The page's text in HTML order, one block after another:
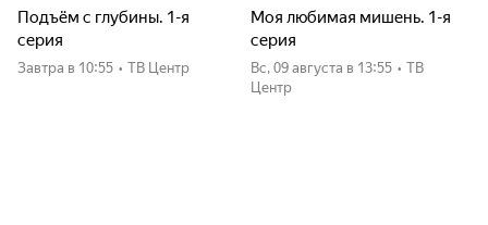
Подъём с глубины. 1-я
серия
Завтра в 10:55 • ТВ Центр
Моя любимая мишень. 1-я
серия
вс, 09 августа в 13:55 • ТВ
Центр